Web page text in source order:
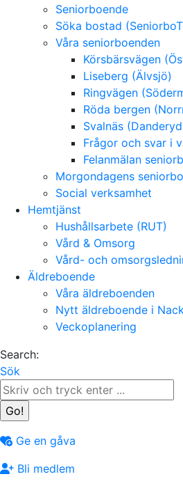
Seniorboende
Söka bostad
Våra seniorboenden
Körsbärsvägen
Liseberg (Älvsjö)
Ringvägen
Röda bergen
Svalnäs
Frågor och svar i
Felanmälan
Morgondagens
Social verksamhet
Hemtjänst
Hushållsarbete (RUT)
Vård & Omsorg
Vård- och
Äldreboende
Våra äldreboenden
Nytt äldreboende i
Veckoplanering
Search:
Sök
Ge en gåva
Bli medlem